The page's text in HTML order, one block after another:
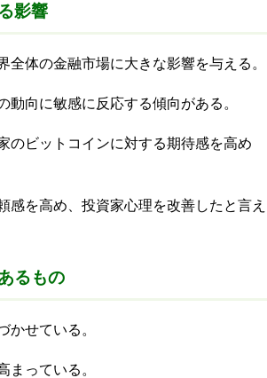
影響
体の金融市場に大きな影響を与える。
向に敏感に反応する傾向がある。
のビットコインに対する期待感を高め
を高め、投資家心理を改善したと言え
るもの
かせている。
まっている。